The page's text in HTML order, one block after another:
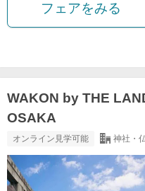
フェアをみる
WAKON by THE
OSAKA
オンライン見学可能 神社・